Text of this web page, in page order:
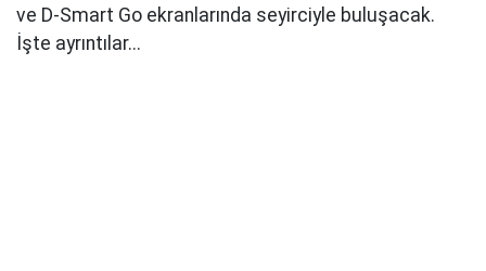
ve D-Smart Go ekranlarında seyirciyle buluşacak.
İşte ayrıntılar...